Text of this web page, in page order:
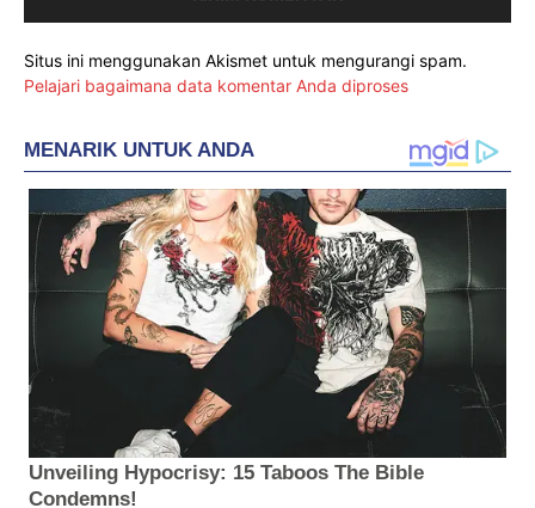
Situs ini menggunakan Akismet untuk mengurangi spam.
Pelajari bagaimana data komentar Anda diproses